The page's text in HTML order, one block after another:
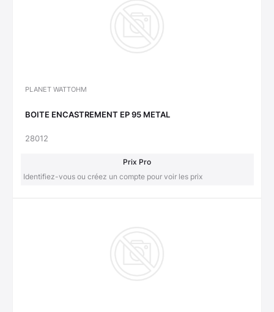
PLANET WATTOHM
BOITE ENCASTREMENT EP 95 METAL
28012
Prix Pro
Identifiez-vous ou créez un compte pour voir les prix